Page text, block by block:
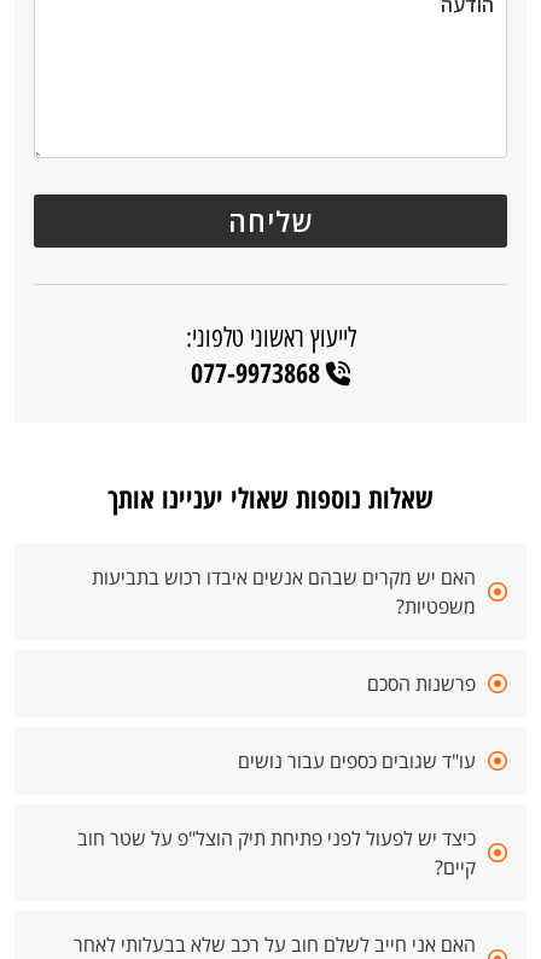
לייעוץ ראשוני טלפוני:
077-9973868
שאלות נוספות שאולי יעניינו אותך
האם יש מקרים שבהם אנשים איבדו רכוש בתביעות
משפטיות?
פרשנות הסכם
עו"ד שגובים כספים עבור נושים
כיצד יש לפעול לפני פתיחת תיק הוצל"פ על שטר חוב
קיים?
האם אני חייב לשלם חוב על רכב שלא בבעלותי לאחר